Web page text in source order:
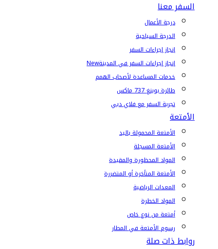
السفر معنا
درجة الأعمال
الدرجة السياحية
إنجاز إجراءات السفر
إنجاز إجراءات السفر في المدينةNew
خدمات المساعدة لأصحاب الهمم
طائرة بوينغ 737 ماكس
تجربة السفر مع فلاي دبي
الأمتعة
الأمتعة المحمولة باليد
الأمتعة المسجلة
المواد المحظورة والمقيدة
الأمتعة المتأخرة أو المتضررة
المعدات الرياضية
المواد الخطرة
أمتعة من نوع خاص
رسوم الأمتعة في المطار
روابط ذات صلة